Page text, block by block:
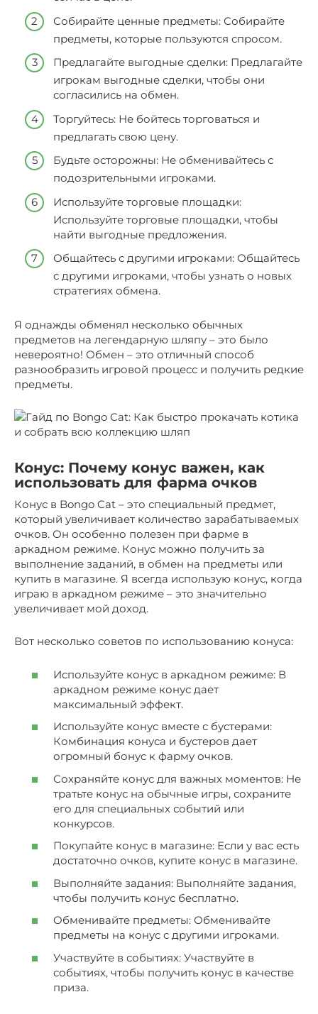
Собирайте ценные предметы: Собирайте
предметы, которые пользуются спросом.
Предлагайте выгодные сделки: Предлагайте
игрокам выгодные сделки, чтобы они
согласились на обмен.
Торгуйтесь: Не бойтесь торговаться и
предлагать свою цену.
Будьте осторожны: Не обменивайтесь с
подозрительными игроками.
Используйте торговые площадки:
Используйте торговые площадки, чтобы
найти выгодные предложения.
Общайтесь с другими игроками: Общайтесь
с другими игроками, чтобы узнать о новых
стратегиях обмена.
Я однажды обменял несколько обычных
предметов на легендарную шляпу – это было
невероятно! Обмен – это отличный способ
разнообразить игровой процесс и получить редкие
предметы.
Конус: Почему конус важен, как
использовать для фарма очков
Конус в Bongo Cat – это специальный предмет,
который увеличивает количество зарабатываемых
очков. Он особенно полезен при фарме в
аркадном режиме. Конус можно получить за
выполнение заданий, в обмен на предметы или
купить в магазине. Я всегда использую конус, когда
играю в аркадном режиме – это значительно
увеличивает мой доход.
Вот несколько советов по использованию конуса:
Используйте конус в аркадном режиме: В
аркадном режиме конус дает
максимальный эффект.
Используйте конус вместе с бустерами:
Комбинация конуса и бустеров дает
огромный бонус к фарму очков.
Сохраняйте конус для важных моментов: Не
тратьте конус на обычные игры, сохраните
его для специальных событий или
конкурсов.
Покупайте конус в магазине: Если у вас есть
достаточно очков, купите конус в магазине.
Выполняйте задания: Выполняйте задания,
чтобы получить конус бесплатно.
Обменивайте предметы: Обменивайте
предметы на конус с другими игроками.
Участвуйте в событиях: Участвуйте в
событиях, чтобы получить конус в качестве
приза.